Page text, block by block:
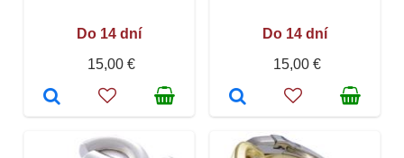
Do 14 dní
15,00 €
Do 14 dní
15,00 €